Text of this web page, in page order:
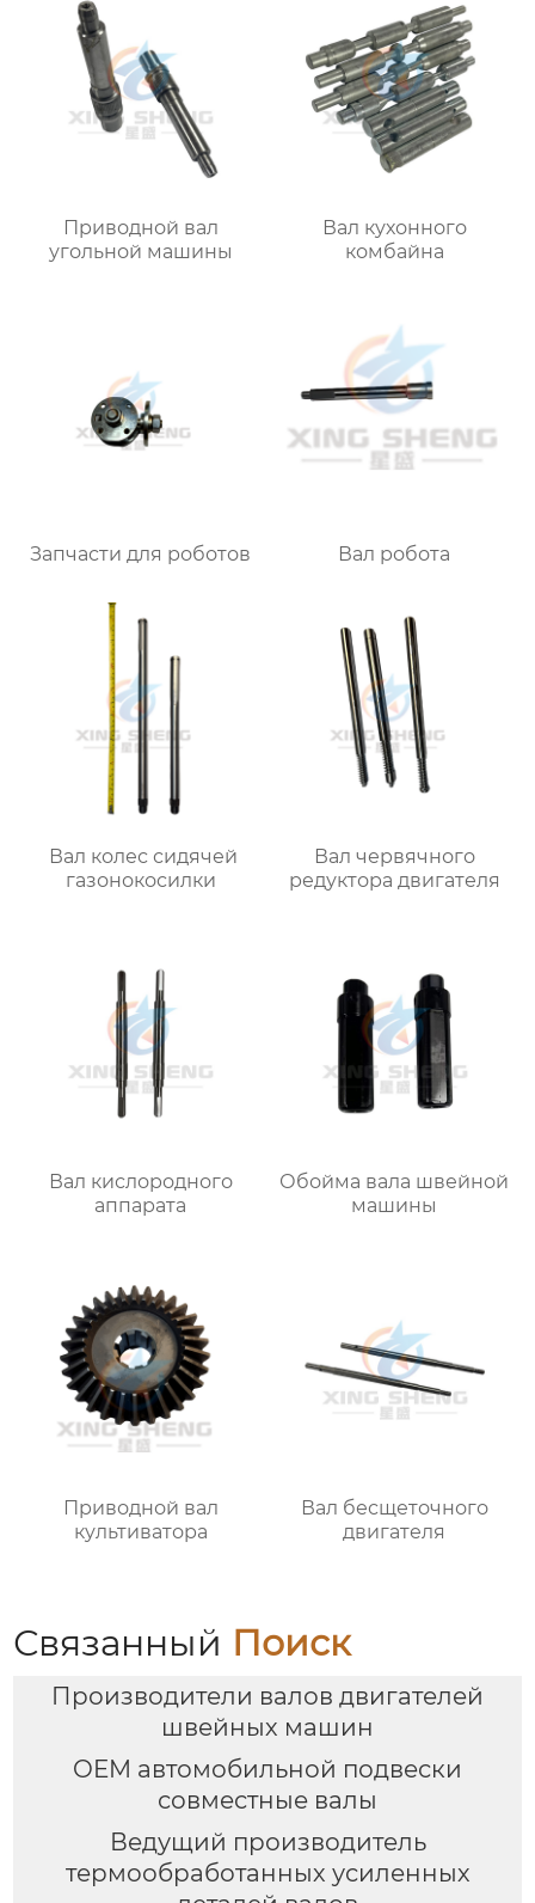
Приводной вал
угольной машины
Вал кухонного
комбайна
Запчасти для роботов Вал робота
Вал колес сидячей
газонокосилки
Вал червячного
редуктора двигателя
Вал кислородного
аппарата
Обойма вала швейной
машины
Приводной вал
культиватора
Вал бесщеточного
двигателя
Связанный Поиск
Производители валов двигателей
швейных машин
OEM автомобильной подвески
совместные валы
Ведущий производитель
термообработанных усиленных